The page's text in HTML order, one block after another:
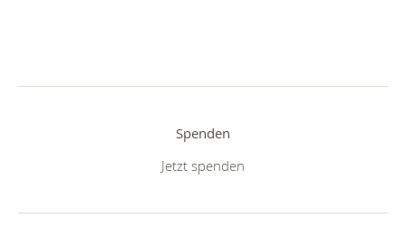
Spenden
Jetzt spenden